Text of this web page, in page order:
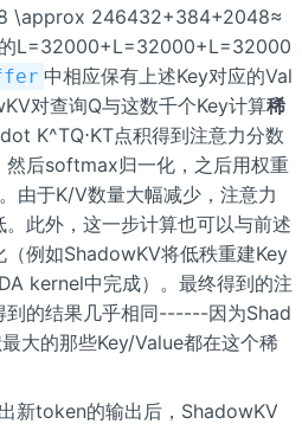
\approx 246432+384+2048≈
L=32000+L=32000+L=32000
中相应保有上述Key对应的Val
对查询Q与这数千个Key计算稀
K^TQ⋅KT点积得到注意力分数
然后softmax归一化，之后用权重
由于K/V数量大幅减少，注意力
此外，这一步计算也可以与前述
例如ShadowKV将低秩重建Key
kernel中完成）。最终得到的注
到的结果几乎相同------因为Shad
大的那些Key/Value都在这个稀
新token的输出后，ShadowKV